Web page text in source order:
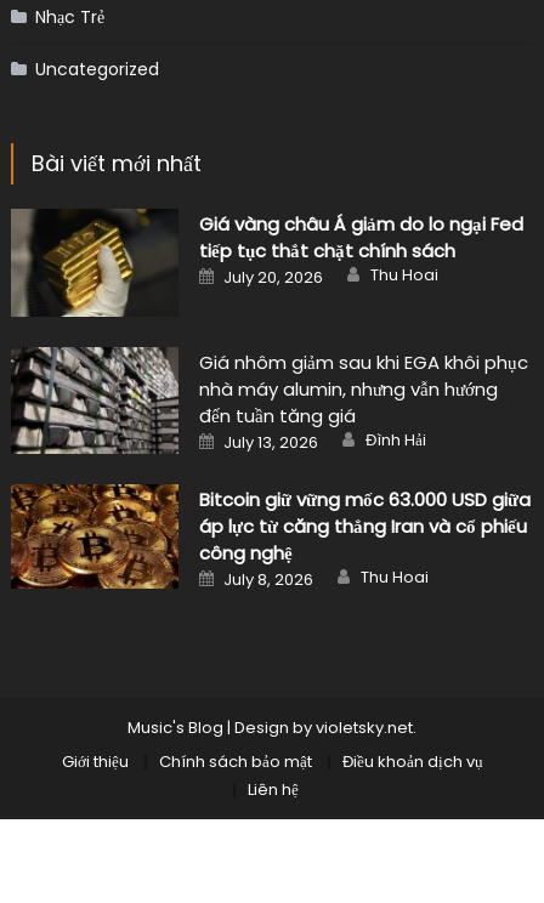
Uncategorized
Giá vàng châu Á giảm do lo ngại Fed
Posted
on
July 20, 2026 Author
Thu Hoai
đến tuần tăng giá
Posted
on
July 13, 2026 Author
Đình Hải
Bitcoin giữ vững mốc 63.000 USD giữa
công nghệ
Posted
on
July 8, 2026 Author
Thu Hoai
Liên hệ